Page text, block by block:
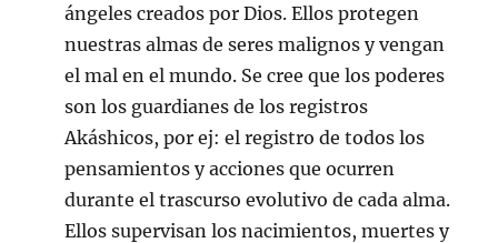
ángeles creados por Dios. Ellos protegen
nuestras almas de seres malignos y vengan
el mal en el mundo. Se cree que los poderes
son los guardianes de los registros
Akáshicos, por ej: el registro de todos los
pensamientos y acciones que ocurren
durante el trascurso evolutivo de cada alma.
Ellos supervisan los nacimientos, muertes y